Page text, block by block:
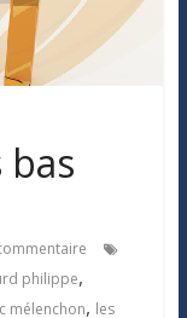
philippe,
mélenchon, les